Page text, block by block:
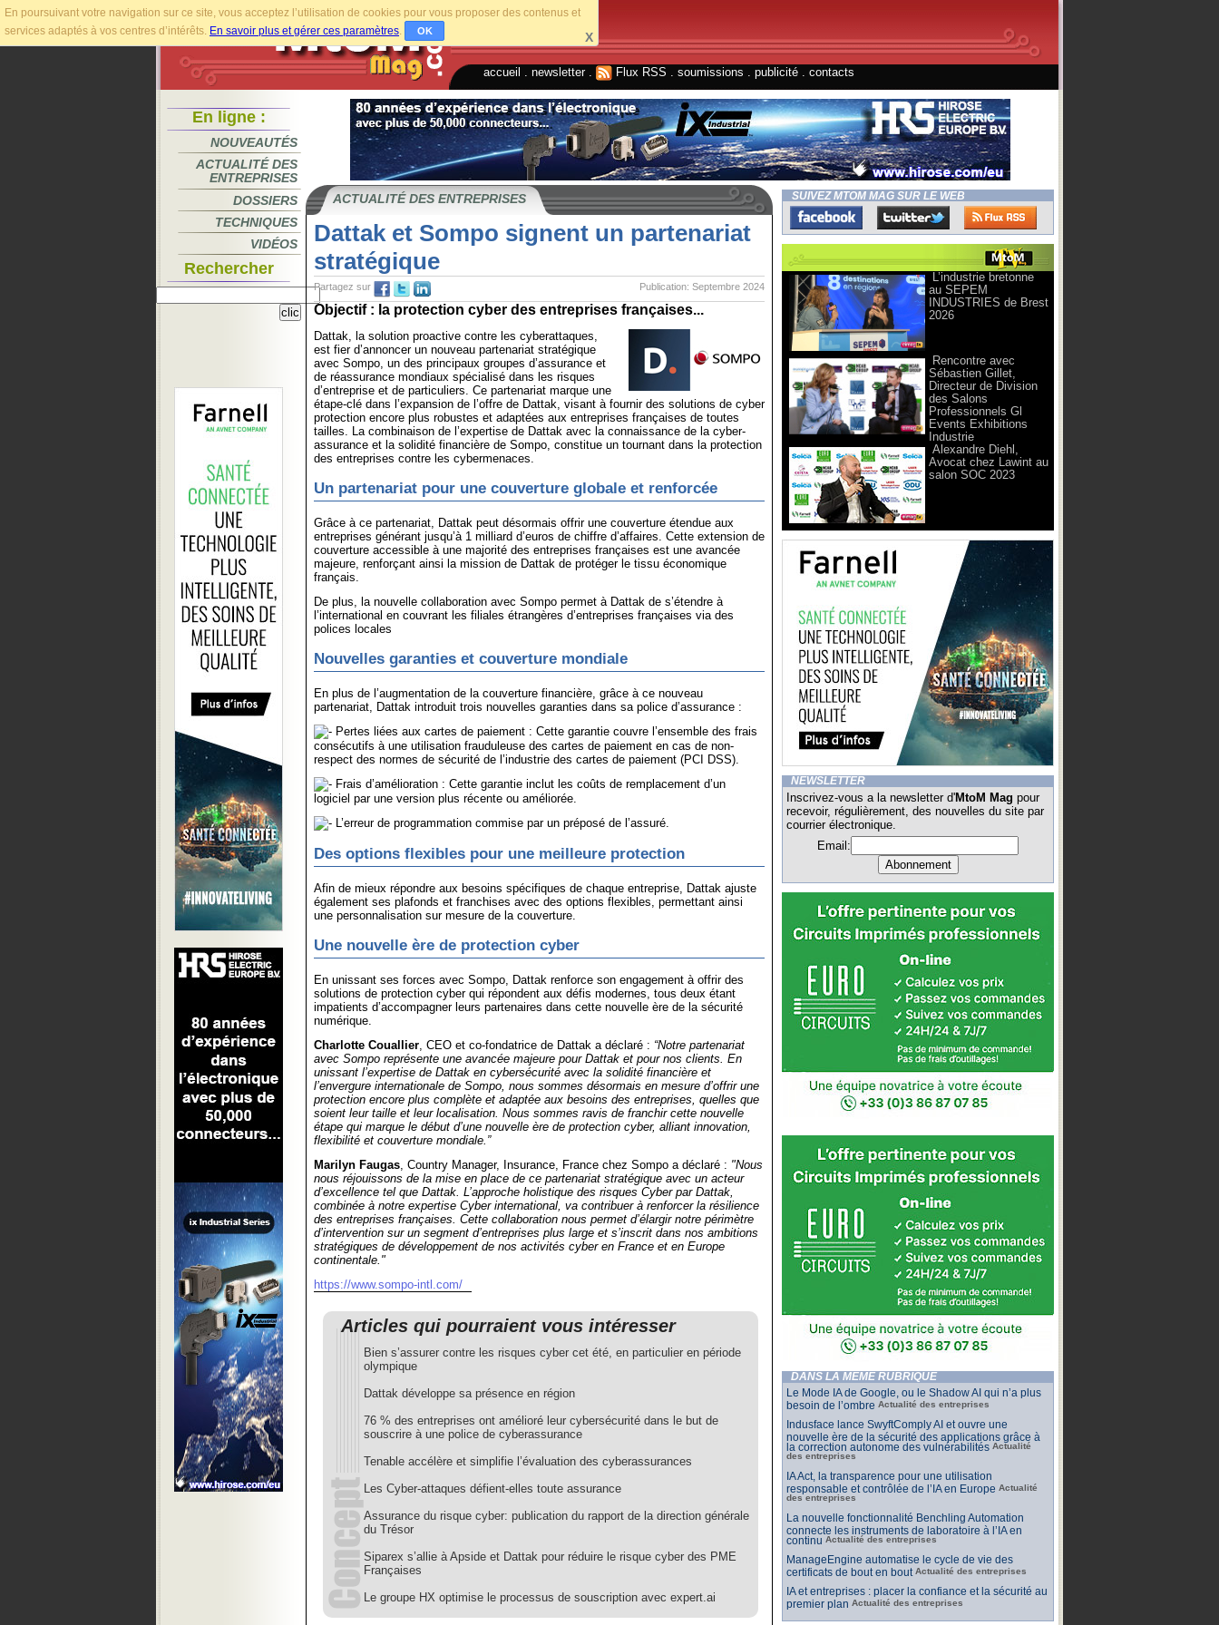
En poursuivant votre navigation sur ce site, vous acceptez l’utilisation de cookies pour vous proposer des contenus et
services adaptés à vos centres d’intérêts. En savoir plus et gérer ces paramètres. OK X
accueil newsletter. Flux RSS soumissions publicité contacts
En ligne :
NOUVEAUTÉS
ACTUALITÉ DES
ENTREPRISES
DOSSIERS
TECHNIQUES
VIDÉOS
Rechercher
ACTUALITÉ DES ENTREPRISES
Dattak et Sompo signent un partenariat
stratégique
Publication: Septembre 2024
Partagez sur
Objectif : la protection cyber des entreprises françaises...
Dattak, la solution proactive contre les cyberattaques,
est fier d’annoncer un nouveau partenariat stratégique
avec Sompo, un des principaux groupes d’assurance et
de réassurance mondiaux spécialisé dans les risques
d’entreprise et de particuliers. Ce partenariat marque une
étape-clé dans l’expansion de l’offre de Dattak, visant à fournir des solutions de cyber
protection encore plus robustes et adaptées aux entreprises françaises de toutes
tailles. La combinaison de l’expertise de Dattak avec la connaissance de la cyber-
assurance et la solidité financière de Sompo, constitue un tournant dans la protection
des entreprises contre les cybermenaces.
Un partenariat pour une couverture globale et renforcée
Grâce à ce partenariat, Dattak peut désormais offrir une couverture étendue aux
entreprises générant jusqu’à 1 milliard d’euros de chiffre d’affaires. Cette extension de
couverture accessible à une majorité des entreprises françaises est une avancée
majeure, renforçant ainsi la mission de Dattak de protéger le tissu économique
français.
De plus, la nouvelle collaboration avec Sompo permet à Dattak de s’étendre à
l’international en couvrant les filiales étrangères d’entreprises françaises via des
polices locales
Nouvelles garanties et couverture mondiale
En plus de l’augmentation de la couverture financière, grâce à ce nouveau
partenariat, Dattak introduit trois nouvelles garanties dans sa police d’assurance :
Pertes liées aux cartes de paiement : Cette garantie couvre l’ensemble des frais
consécutifs à une utilisation frauduleuse des cartes de paiement en cas de non-
respect des normes de sécurité de l’industrie des cartes de paiement (PCI DSS).
Frais d’amélioration : Cette garantie inclut les coûts de remplacement d’un
logiciel par une version plus récente ou améliorée.
L’erreur de programmation commise par un préposé de l’assuré.
Des options flexibles pour une meilleure protection
Afin de mieux répondre aux besoins spécifiques de chaque entreprise, Dattak ajuste
également ses plafonds et franchises avec des options flexibles, permettant ainsi
une personnalisation sur mesure de la couverture.
Une nouvelle ère de protection cyber
En unissant ses forces avec Sompo, Dattak renforce son engagement à offrir des
solutions de protection cyber qui répondent aux défis modernes, tous deux étant
impatients d’accompagner leurs partenaires dans cette nouvelle ère de la sécurité
numérique.
Charlotte Couallier, CEO et co-fondatrice de Dattak a déclaré : “Notre partenariat
avec Sompo représente une avancée majeure pour Dattak et pour nos clients. En
unissant l’expertise de Dattak en cybersécurité avec la solidité financière et
l’envergure internationale de Sompo, nous sommes désormais en mesure d’offrir une
protection encore plus complète et adaptée aux besoins des entreprises, quelles que
soient leur taille et leur localisation. Nous sommes ravis de franchir cette nouvelle
étape qui marque le début d’une nouvelle ère de protection cyber, alliant innovation,
flexibilité et couverture mondiale.”
Marilyn Faugas, Country Manager, Insurance, France chez Sompo a déclaré : "Nous
nous réjouissons de la mise en place de ce partenariat stratégique avec un acteur
d’excellence tel que Dattak. L’approche holistique des risques Cyber par Dattak,
combinée à notre expertise Cyber international, va contribuer à renforcer la résilience
des entreprises françaises. Cette collaboration nous permet d’élargir notre périmètre
d’intervention sur un segment d’entreprises plus large et s’inscrit dans nos ambitions
stratégiques de développement de nos activités cyber en France et en Europe
continentale."
https://www.sompo-intl.com/
Articles qui pourraient vous intéresser
Bien s’assurer contre les risques cyber cet été, en particulier en période
olympique
Dattak développe sa présence en région
76 % des entreprises ont amélioré leur cybersécurité dans le but de
souscrire à une police de cyberassurance
Tenable accélère et simplifie l’évaluation des cyberassurances
Les Cyber-attaques défient-elles toute assurance
Assurance du risque cyber: publication du rapport de la direction générale
du Trésor
Siparex s’allie à Apside et Dattak pour réduire le risque cyber des PME
Françaises
Le groupe HX optimise le processus de souscription avec expert.ai
SUIVEZ MTOM MAG SUR LE WEB
L’industrie bretonne
au SEPEM
INDUSTRIES de Brest
2026
Rencontre avec
Sébastien Gillet,
Directeur de Division
des Salons
Professionnels Gl
Events Exhibitions
Industrie
Alexandre Diehl,
Avocat chez Lawint au
salon SOC 2023
NEWSLETTER
Inscrivez-vous a la newsletter d'MtoM Mag pour
recevoir, régulièrement, des nouvelles du site par
courrier électronique.
Email:
DANS LA MÊME RUBRIQUE
Le Mode IA de Google, ou le Shadow AI qui n’a plus
besoin de l’ombre Actualité des entreprises
Indusface lance SwyftComply AI et ouvre une
nouvelle ère de la sécurité des applications grâce à
la correction autonome des vulnérabilités Actualité
des entreprises
IA Act, la transparence pour une utilisation
responsable et contrôlée de l’IA en Europe Actualité
des entreprises
La nouvelle fonctionnalité Benchling Automation
connecte les instruments de laboratoire à l’IA en
continu Actualité des entreprises
ManageEngine automatise le cycle de vie des
certificats de bout en bout Actualité des entreprises
IA et entreprises : placer la confiance et la sécurité au
premier plan Actualité des entreprises